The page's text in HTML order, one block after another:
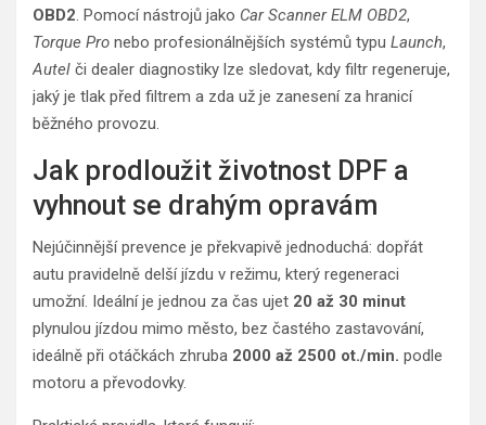
OBD2. Pomocí nástrojů jako Car Scanner ELM OBD2,
Torque Pro nebo profesionálnějších systémů typu Launch,
Autel či dealer diagnostiky lze sledovat, kdy filtr regeneruje,
jaký je tlak před filtrem a zda už je zanesení za hranicí
běžného provozu.
Jak prodloužit životnost DPF a
vyhnout se drahým opravám
Nejúčinnější prevence je překvapivě jednoduchá: dopřát
autu pravidelně delší jízdu v režimu, který regeneraci
umožní. Ideální je jednou za čas ujet 20 až 30 minut
plynulou jízdou mimo město, bez častého zastavování,
ideálně při otáčkách zhruba 2000 až 2500 ot./min. podle
motoru a převodovky.